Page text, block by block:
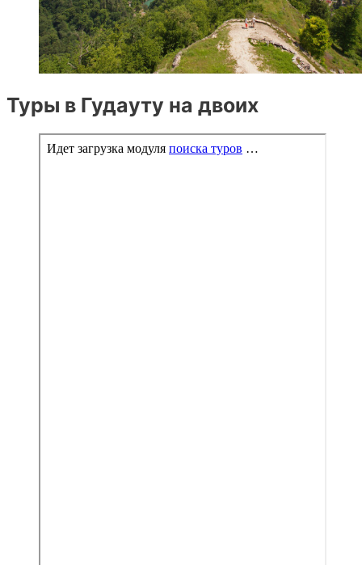
Туры в Гудауту на двоих